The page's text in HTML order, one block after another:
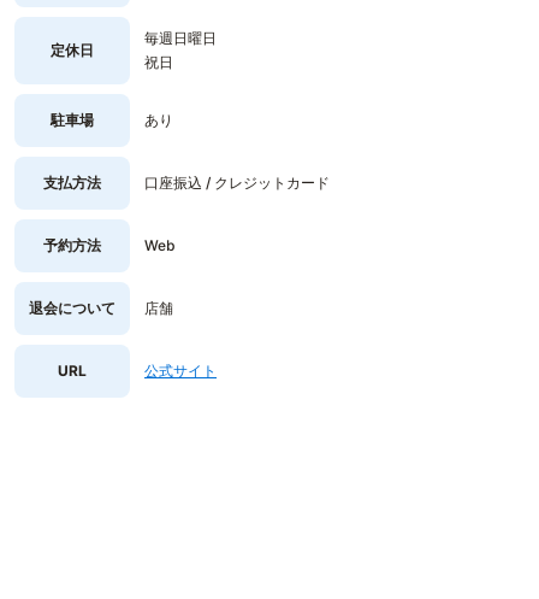
定休日
毎週日曜日
祝日
駐車場 あり
支払方法 口座振込 / クレジットカード
予約方法 Web
退会について 店舗
URL 公式サイト